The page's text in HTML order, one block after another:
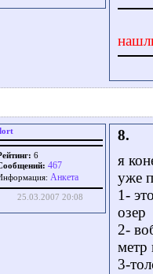
6
467
Aнкета
25.03.2007 20:08
8.
я
уже
1-
озер
2-
метр
3-